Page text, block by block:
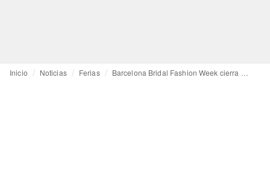
Inicio Noticias Ferias